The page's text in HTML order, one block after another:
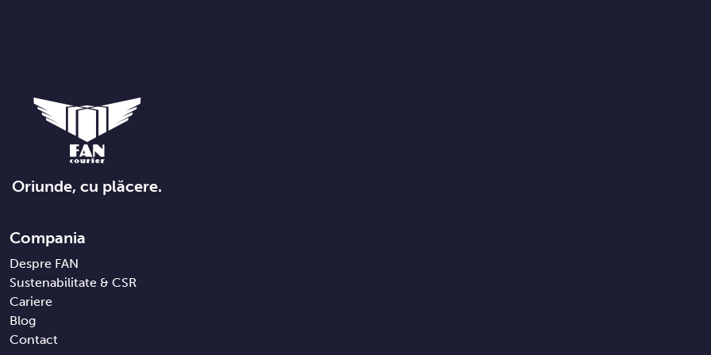
Oriunde, cu plăcere.
Compania
Despre FAN
Sustenabilitate & CSR
Cariere
Blog
Contact